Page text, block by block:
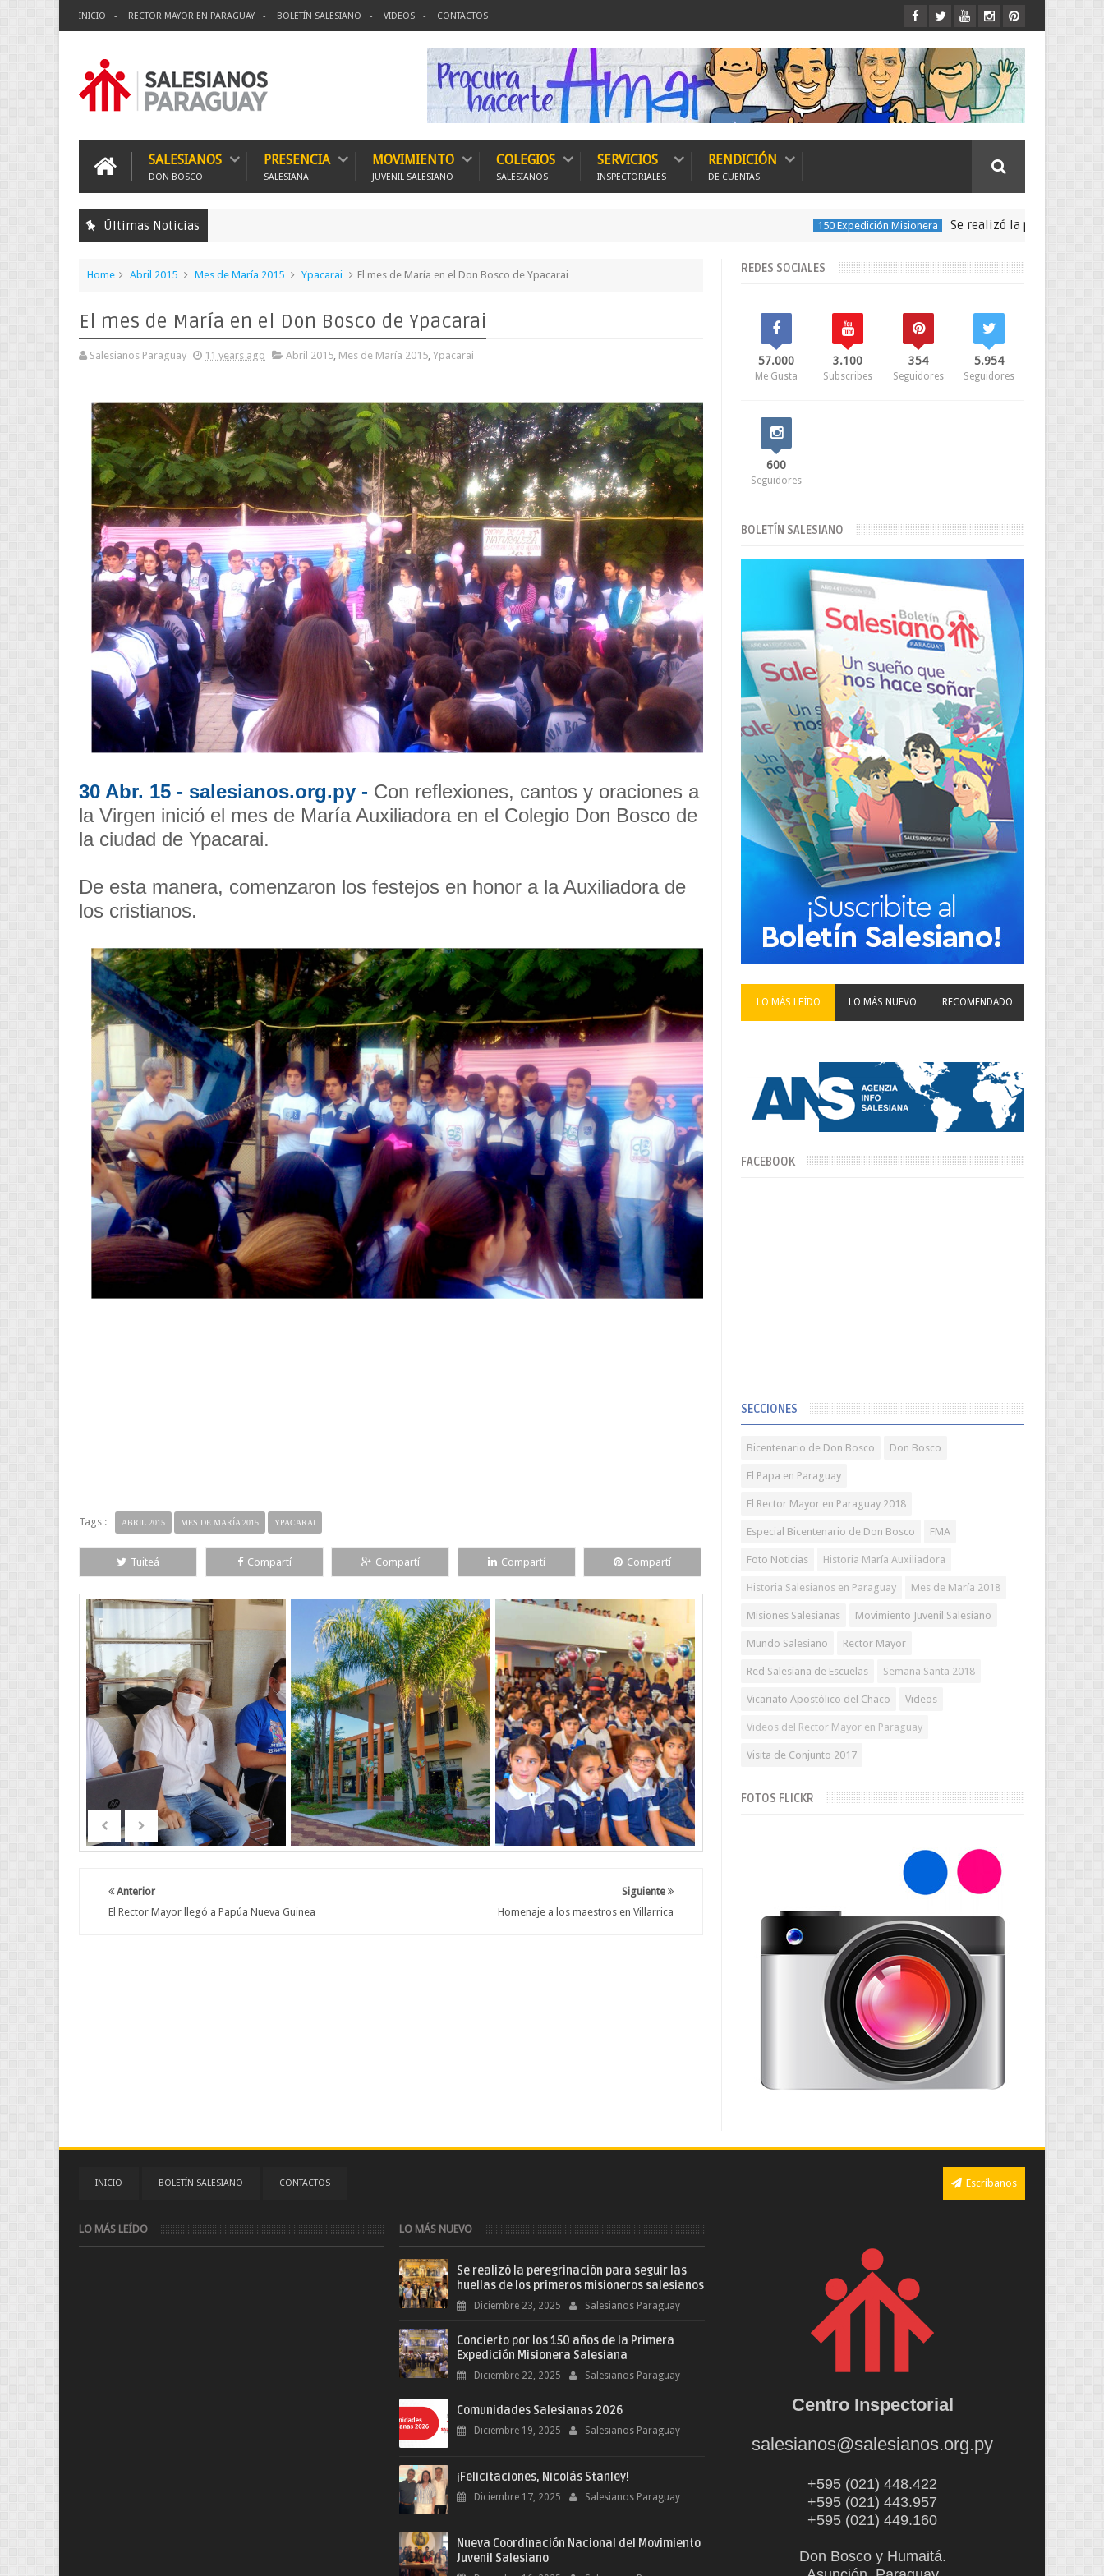
INICIO RECTOR MAYOR EN PARAGUAY BOLETÍN SALESIANO VIDEOS CONTACTOS
SALESIANOS
DON BOSCO
PRESENCIA
SALESIANA
MOVIMIENTO
JUVENIL SALESIANO
COLEGIOS
SALESIANOS
SERVICIOS
INSPECTORIALES
RENDICIÓN
DE CUENTAS
Últimas Noticias 150 Expedición Misionera Se realizó la peregrinación para
Home Abril 2015 Mes de María 2015 Ypacarai El mes de María en el Don Bosco de Ypacarai
El mes de María en el Don Bosco de Ypacarai
Salesianos Paraguay 11 years ago Abril 2015, Mes de María 2015, Ypacarai
30 Abr. 15 - salesianos.org.py - Con reflexiones, cantos y oraciones a
la Virgen inició el mes de María Auxiliadora en el Colegio Don Bosco de
la ciudad de Ypacarai.
De esta manera, comenzaron los festejos en honor a la Auxiliadora de
los cristianos.
Tags : ABRIL 2015 MES DE MARÍA 2015 YPACARAI
Tuiteá Compartí Compartí Compartí Compartí
Siguiente
Homenaje a los maestros en Villarrica
Anterior
El Rector Mayor llegó a Papúa Nueva Guinea
REDES SOCIALES
57.000
Me Gusta
3.100
Subscribes
354
Seguidores
5.954
Seguidores
600
Seguidores
BOLETÍN SALESIANO
LO MÁS LEÍDO LO MÁS NUEVO RECOMENDADO
FACEBOOK
SECCIONES
Bicentenario de Don Bosco Don Bosco
El Papa en Paraguay
El Rector Mayor en Paraguay 2018
Especial Bicentenario de Don Bosco FMA
Foto Noticias Historia María Auxiliadora
Historia Salesianos en Paraguay Mes de María 2018
Misiones Salesianas Movimiento Juvenil Salesiano
Mundo Salesiano Rector Mayor
Red Salesiana de Escuelas Semana Santa 2018
Vicariato Apostólico del Chaco Videos
Videos del Rector Mayor en Paraguay
Visita de Conjunto 2017
FOTOS FLICKR
INICIO BOLETÍN SALESIANO CONTACTOS Escríbanos
LO MÁS LEÍDO LO MÁS NUEVO
Se realizó la peregrinación para seguir las
huellas de los primeros misioneros salesianos
Diciembre 23, 2025 Salesianos Paraguay
Concierto por los 150 años de la Primera
Expedición Misionera Salesiana
Diciembre 22, 2025 Salesianos Paraguay
Comunidades Salesianas 2026
Diciembre 19, 2025 Salesianos Paraguay
¡Felicitaciones, Nicolás Stanley!
Diciembre 17, 2025 Salesianos Paraguay
Nueva Coordinación Nacional del Movimiento
Juvenil Salesiano
Centro Inspectorial
salesianos@salesianos.org.py
+595 (021) 448.422
+595 (021) 443.957
+595 (021) 449.160
Don Bosco y Humaitá.